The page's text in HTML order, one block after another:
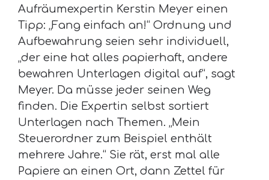
Aufräumexpertin Kerstin Meyer einen
Tipp: „Fang einfach an!“ Ordnung und
Aufbewahrung seien sehr individuell,
„der eine hat alles papierhaft, andere
bewahren Unterlagen digital auf“, sagt
Meyer. Da müsse jeder seinen Weg
finden. Die Expertin selbst sortiert
Unterlagen nach Themen. „Mein
Steuerordner zum Beispiel enthält
mehrere Jahre.“ Sie rät, erst mal alle
Papiere an einen Ort, dann Zettel für